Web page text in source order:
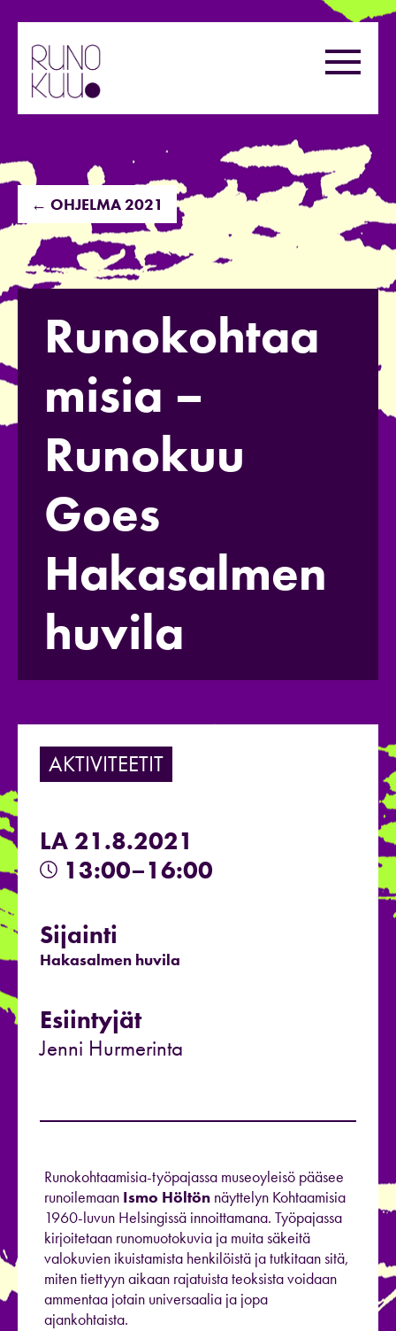
sisältöön
← OHJELMA 2021
Runokohtaa
misia –
Runokuu
Goes
Hakasalmen
huvila
AKTIVITEETIT
LA 21.8.2021
13:00–16:00
Sijainti
Hakasalmen huvila
Esiintyjät
Jenni Hurmerinta
Runokohtaamisia-työpajassa museoyleisö pääsee
runoilemaan Ismo Höltön näyttelyn Kohtaamisia
1960-luvun Helsingissä innoittamana. Työpajassa
kirjoitetaan runomuotokuvia ja muita säkeitä
valokuvien ikuistamista henkilöistä ja tutkitaan sitä,
miten tiettyyn aikaan rajatuista teoksista voidaan
ammentaa jotain universaalia ja jopa
ajankohtaista.